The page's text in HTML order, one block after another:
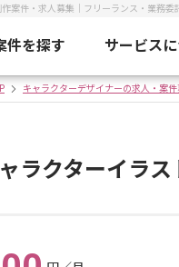
案件・求人募集｜フリーランス・業務
件を探す サービス
キャラクターデザイナーの求人・案件
ラクターイラ